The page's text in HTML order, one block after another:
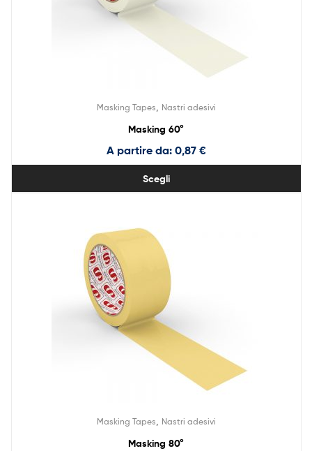
Masking Tapes Nastri adesivi
Masking 60°
A partire da: 0,87 €
Scegli
Masking Tapes, Nastri adesivi
Masking 80°